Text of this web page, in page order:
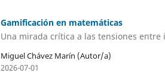
Gamificación en matemáticas
Una mirada crítica a las tensiones
Miguel Chávez Marín (Autor/a)
2026-07-01